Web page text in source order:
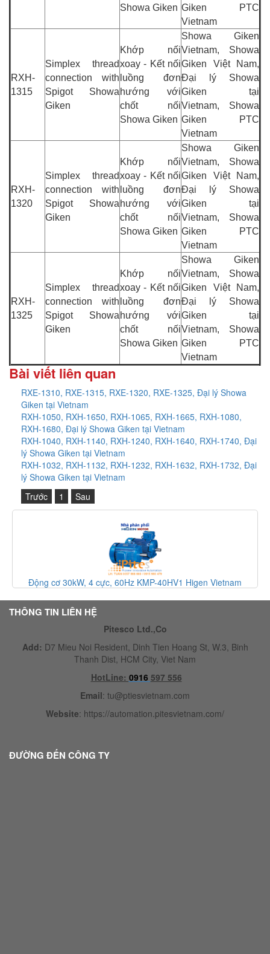
Showa Giken Giken PTC
Vietnam
RXH-
1315
Simplex thread
connection with
Spigot Showa
Giken
Khớp nối
xoay - Kết nối
luồng đơn
hướng với
chốt nối
Showa Giken
Showa Giken
Vietnam, Showa
Giken Việt Nam,
Đại lý Showa
Giken tại
Vietnam, Showa
Giken PTC
Vietnam
RXH-
1320
Simplex thread
connection with
Spigot Showa
Giken
Khớp nối
xoay - Kết nối
luồng đơn
hướng với
chốt nối
Showa Giken
Showa Giken
Vietnam, Showa
Giken Việt Nam,
Đại lý Showa
Giken tại
Vietnam, Showa
Giken PTC
Vietnam
RXH-
1325
Simplex thread
connection with
Spigot Showa
Giken
Khớp nối
xoay - Kết nối
luồng đơn
hướng với
chốt nối
Showa Giken
Showa Giken
Vietnam, Showa
Giken Việt Nam,
Đại lý Showa
Giken tại
Vietnam, Showa
Giken PTC
Vietnam
Bài viết liên quan
RXE-1310, RXE-1315, RXE-1320, RXE-1325, Đại lý Showa
Giken tại Vietnam
RXH-1050, RXH-1650, RXH-1065, RXH-1665, RXH-1080,
RXH-1680, Đại lý Showa Giken tại Vietnam
RXH-1040, RXH-1140, RXH-1240, RXH-1640, RXH-1740, Đại
lý Showa Giken tại Vietnam
RXH-1032, RXH-1132, RXH-1232, RXH-1632, RXH-1732, Đại
lý Showa Giken tại Vietnam
Trước
1 Sau
Động cơ 30kW, 4 cực, 60Hz KMP-40HV1 Higen Vietnam
THÔNG TIN LIÊN HỆ
Pitesco Ltd.,Co
Add: D7 Mieu Noi Resident, Dinh Tien Hoang St, W.3, Binh
Thanh Dist, HCM City, Viet Nam
HotLine: 0916 597 556
Email: tu@ptiesvietnam.com
Website: https://automation.pitesvietnam.com/
ĐƯỜNG ĐẾN CÔNG TY